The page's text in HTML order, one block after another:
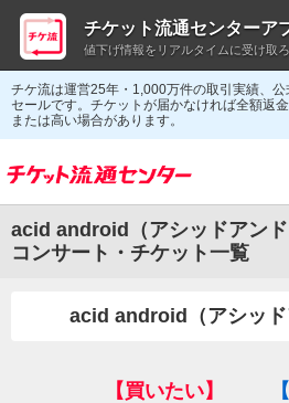
チケ流は運営25年・1,000万件の取引実績、
セールです。チケットが届かなければ全額返
または高い場合があります。
acid android（アシッドアンド
コンサート・チケット一覧
acid android（アシッド
【買いたい】
チケット流通センターア
値下げ情報をリアルタイムに受け取